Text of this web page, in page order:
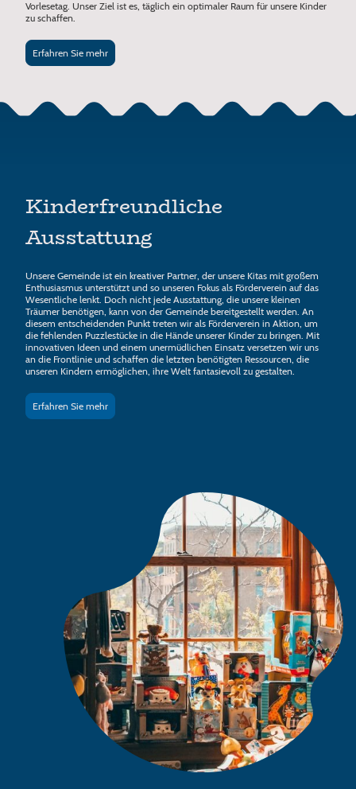
Vorlesetag. Unser Ziel ist es, täglich ein optimaler Raum für unsere Kinder
zu schaffen.
Erfahren Sie mehr
Kinderfreundliche
Ausstattung
Unsere Gemeinde ist ein kreativer Partner, der unsere Kitas mit großem
Enthusiasmus unterstützt und so unseren Fokus als Förderverein auf das
Wesentliche lenkt. Doch nicht jede Ausstattung, die unsere kleinen
Träumer benötigen, kann von der Gemeinde bereitgestellt werden. An
diesem entscheidenden Punkt treten wir als Förderverein in Aktion, um
die fehlenden Puzzlestücke in die Hände unserer Kinder zu bringen. Mit
innovativen Ideen und einem unermüdlichen Einsatz versetzen wir uns
an die Frontlinie und schaffen die letzten benötigten Ressourcen, die
unseren Kindern ermöglichen, ihre Welt fantasievoll zu gestalten.
Erfahren Sie mehr